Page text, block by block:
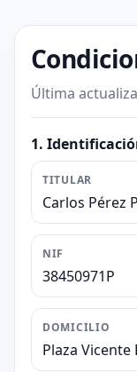
Última
1.
TITULAR
Carlos Pérez
NIF
38450971P
DOMICILIO
Plaza Vicente